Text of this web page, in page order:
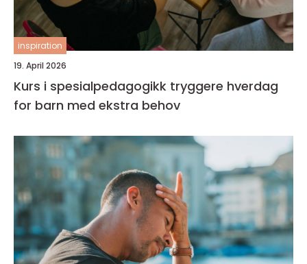
inspiration
19. April 2026
Kurs i spesialpedagogikk tryggere hverdag
for barn med ekstra behov